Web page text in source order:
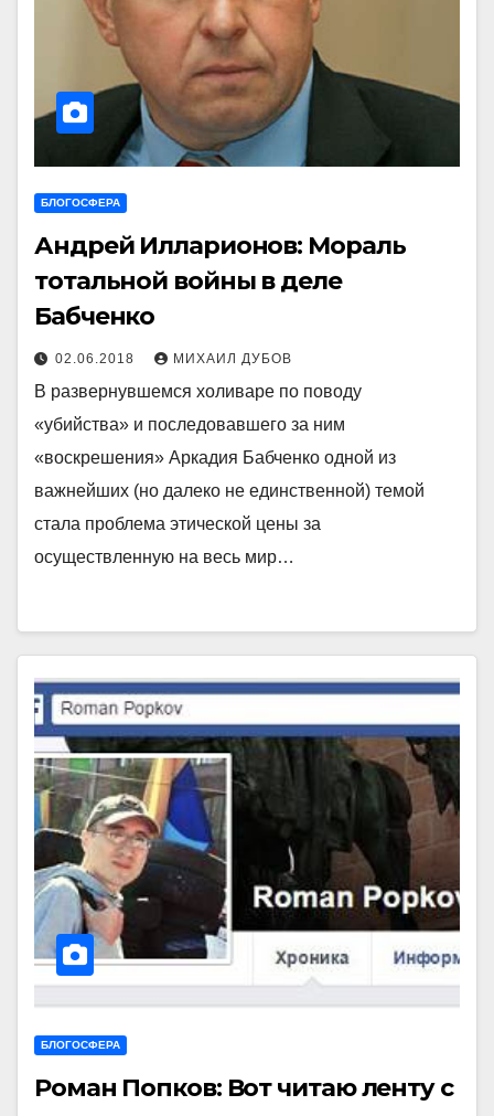
БЛОГОСФЕРА
Андрей Илларионов: Мораль
тотальной войны в деле
Бабченко
02.06.2018 МИХАИЛ ДУБОВ
В развернувшемся холиваре по поводу
«убийства» и последовавшего за ним
«воскрешения» Аркадия Бабченко одной из
важнейших (но далеко не единственной) темой
стала проблема этической цены за
осуществленную на весь мир…
БЛОГОСФЕРА
Роман Попков: Вот читаю ленту с